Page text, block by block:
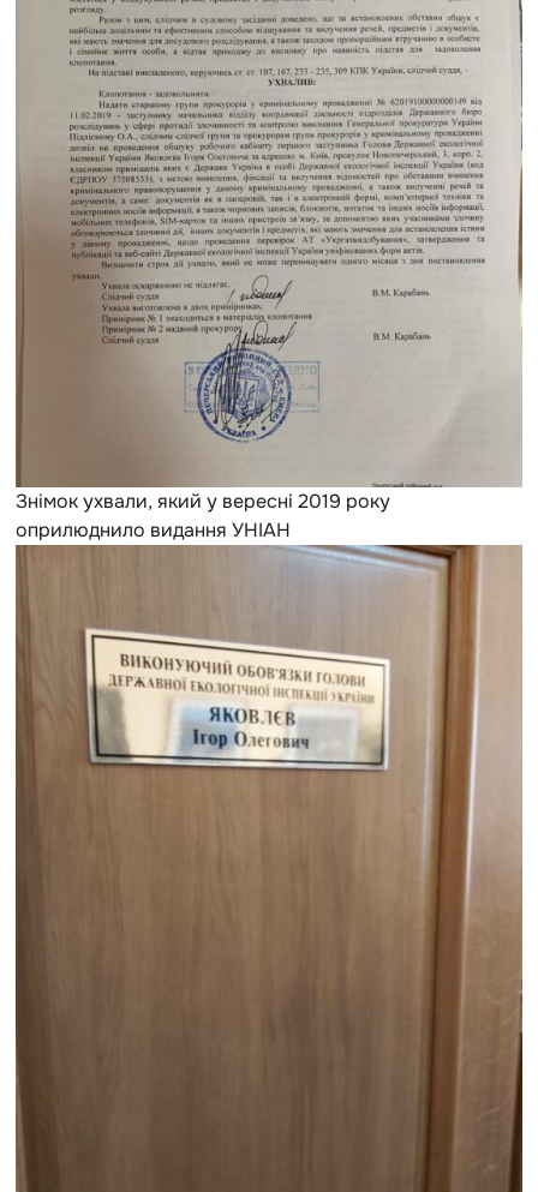
Знімок ухвали, який у вересні 2019 року
оприлюднило видання УНІАН